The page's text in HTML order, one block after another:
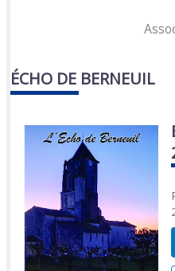
ÉCHO DE BERNEUIL